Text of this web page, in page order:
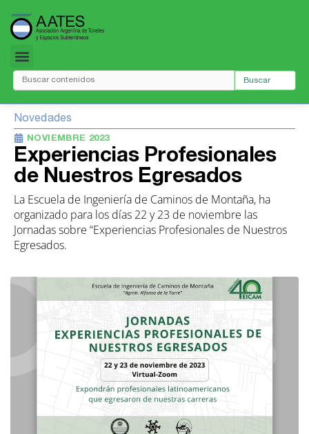
contenido
Buscar
Novedades
NOVIEMBRE 2023
Experiencias Profesionales
de Nuestros Egresados
La Escuela de Ingeniería de Caminos de Montaña, ha
organizado para los días 22 y 23 de noviembre las
Jornadas sobre “Experiencias Profesionales de Nuestros
Egresados.